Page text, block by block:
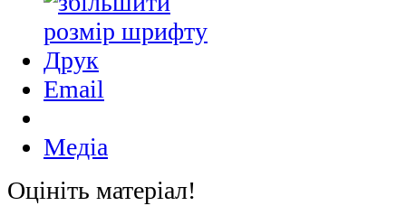
Друк
Email
Медіа
Оцініть матеріал!